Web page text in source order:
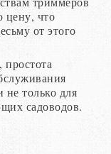
цену, что
от этого
только для
садоводов.